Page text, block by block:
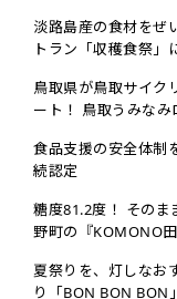
淡路島産の食材をぜ
トラン「収穫食祭」
鳥取県が鳥取サイク
ート！ 鳥取うみな
食品支援の安全体制
続認定
糖度81.2度！ その
野町の『KOMONO田
夏祭りを、灯しなお
り「BON BON BON」